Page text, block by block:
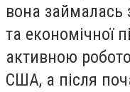
вона займалась
та економічної
активною
США, а після